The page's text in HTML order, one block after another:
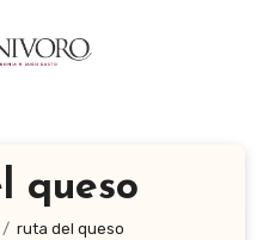
queso
ruta del queso